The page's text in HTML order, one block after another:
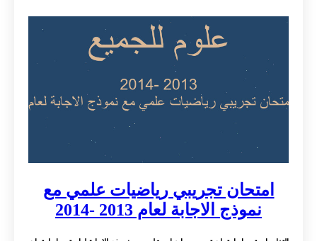
امتحان تجريبي رياضيات علمي مع
نموذج الاجابة لعام 2013 -2014